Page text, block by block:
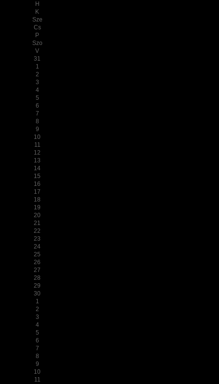
H
K
Sze
Cs
P
Szo
V
31
1
2
3
4
5
6
7
8
9
10
11
12
13
14
15
16
17
18
19
20
21
22
23
24
25
26
27
28
29
30
1
2
3
4
5
6
7
8
9
10
11